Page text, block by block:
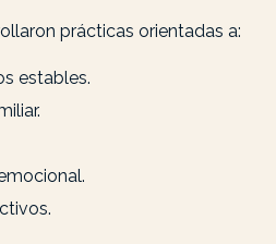
prácticas orientadas a:
estables.